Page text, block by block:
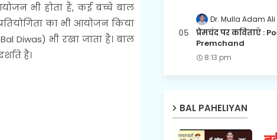
भी होता है, कई बच्चे बाल
का भी आयोजन किया
Diwas) भी रखा जाता है। बाल
हैं।
Dr. Mulla Adam Ali
प्रेमचंद पर कविताएँ :
Premchand
8:13 pm
BAL PAHELIYAN